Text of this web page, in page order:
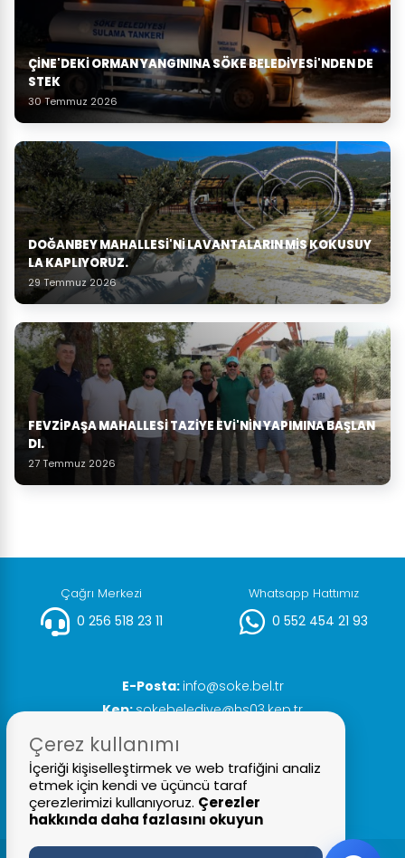
ÇINE'DEKI ORMAN YANGININA SÖKE BELEDIYESI'NDEN DE
STEK
30 Temmuz 2026
DOĞANBEY MAHALLESI'NI LAVANTALARIN MIS KOKUSUY
LA KAPLIYORUZ.
29 Temmuz 2026
FEVZIPAŞA MAHALLESI TAZIYE EVI'NIN YAPIMINA BAŞLAN
DI.
27 Temmuz 2026
Çağrı Merkezi
0 256 518 23 11
Whatsapp Hattımız
0 552 454 21 93
E-Posta: info@soke.bel.tr
Kep:sokebelediye@hs03.kep.tr
Çerez kullanımı
İçeriği kişiselleştirmek ve web trafiğini analiz
etmek için kendi ve üçüncü taraf
çerezlerimizi kullanıyoruz. Çerezler
hakkında daha fazlasını okuyun